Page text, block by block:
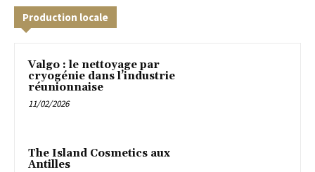
Production locale
Valgo : le nettoyage par
cryogénie dans l’industrie
réunionnaise
11/02/2026
The Island Cosmetics aux
Antilles